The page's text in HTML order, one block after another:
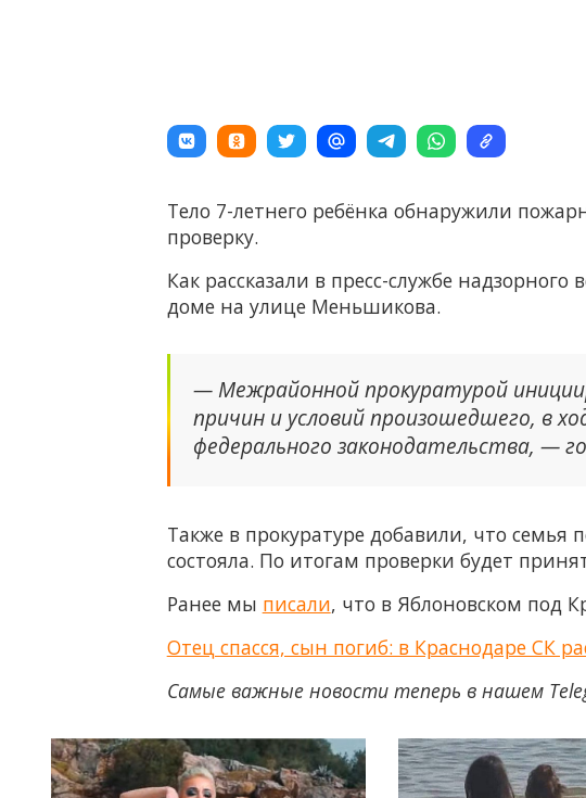
Тело 7-летнего ребёнка обнаружили
проверку.
Как рассказали в пресс-службе
доме на улице Меньшикова.
— Межрайонной прокуратурой
причин и условий произошедшего, в
федерального законодательства, —
Также в прокуратуре добавили, что семья
состояла. По итогам проверки будет
Ранее мы писали, что в Яблоновском под
Отец спасся, сын погиб: в Краснодаре СК
Самые важные новости теперь в нашем